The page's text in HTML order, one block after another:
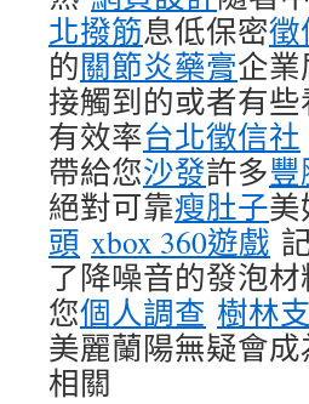
北撥筋息低保密徵
的關節炎藥膏企
接觸到的或者有
有效率台北徵信社
帶給您沙發許多豐
絕對可靠瘦肚子美
頭 xbox 360遊戲
了降噪音的發泡
您個人調查 樹林
美麗蘭陽無疑會
相關